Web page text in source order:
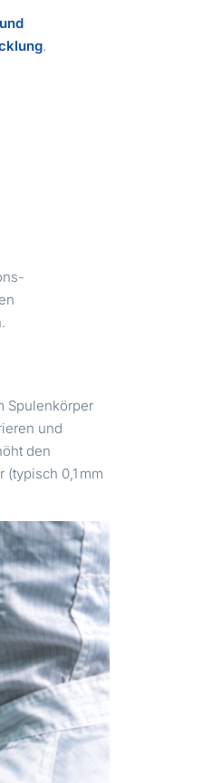
.
Spulenkörper
und
den
0,1 mm